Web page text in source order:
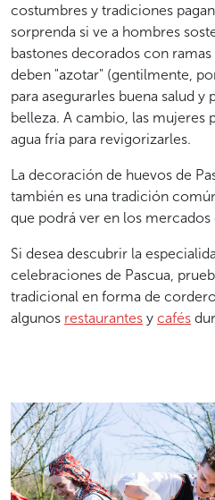
costumbres y tradiciones
sorprenda si ve a hombres
bastones decorados con
deben "azotar" (gentilmente,
para asegurarles buena salud y
belleza. A cambio, las mujeres
agua fría para revigorizarles.
La decoración de huevos de
también es una tradición
que podrá ver en los mercados
Si desea descubrir la
celebraciones de Pascua,
tradicional en forma de
algunos restaurantes y cafés